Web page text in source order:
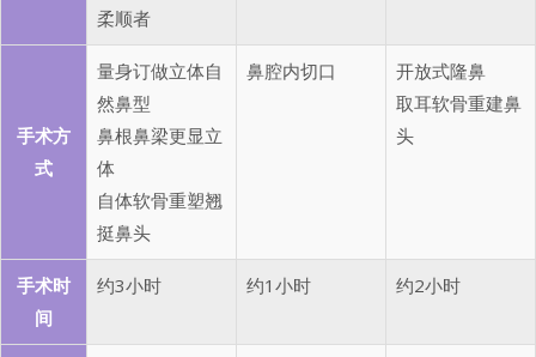
柔顺者
手术方
式
量身订做立体自
然鼻型
鼻根鼻梁更显立
体
自体软骨重塑翘
挺鼻头
鼻腔内切口
开放式隆鼻
取耳软骨重建鼻
头
手术时
间
约3小时 约1小时 约2小时